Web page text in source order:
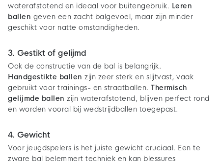
waterafstotend en ideaal voor buitengebruik. Leren
ballen geven een zacht balgevoel, maar zijn minder
geschikt voor natte omstandigheden.
3. Gestikt of gelijmd
Ook de constructie van de bal is belangrijk.
Handgestikte ballen zijn zeer sterk en slijtvast, vaak
gebruikt voor trainings- en straatballen. Thermisch
gelijmde ballen zijn waterafstotend, blijven perfect rond
en worden vooral bij wedstrijdballen toegepast.
4. Gewicht
Voor jeugdspelers is het juiste gewicht cruciaal. Een te
zware bal belemmert techniek en kan blessures